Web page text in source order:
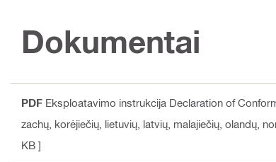
Dokumentai
PDF Eksploatavimo instrukcija Declaration of
zachų, korėjiečių, lietuvių, latvių, malajiečių, olandų,
KB ]